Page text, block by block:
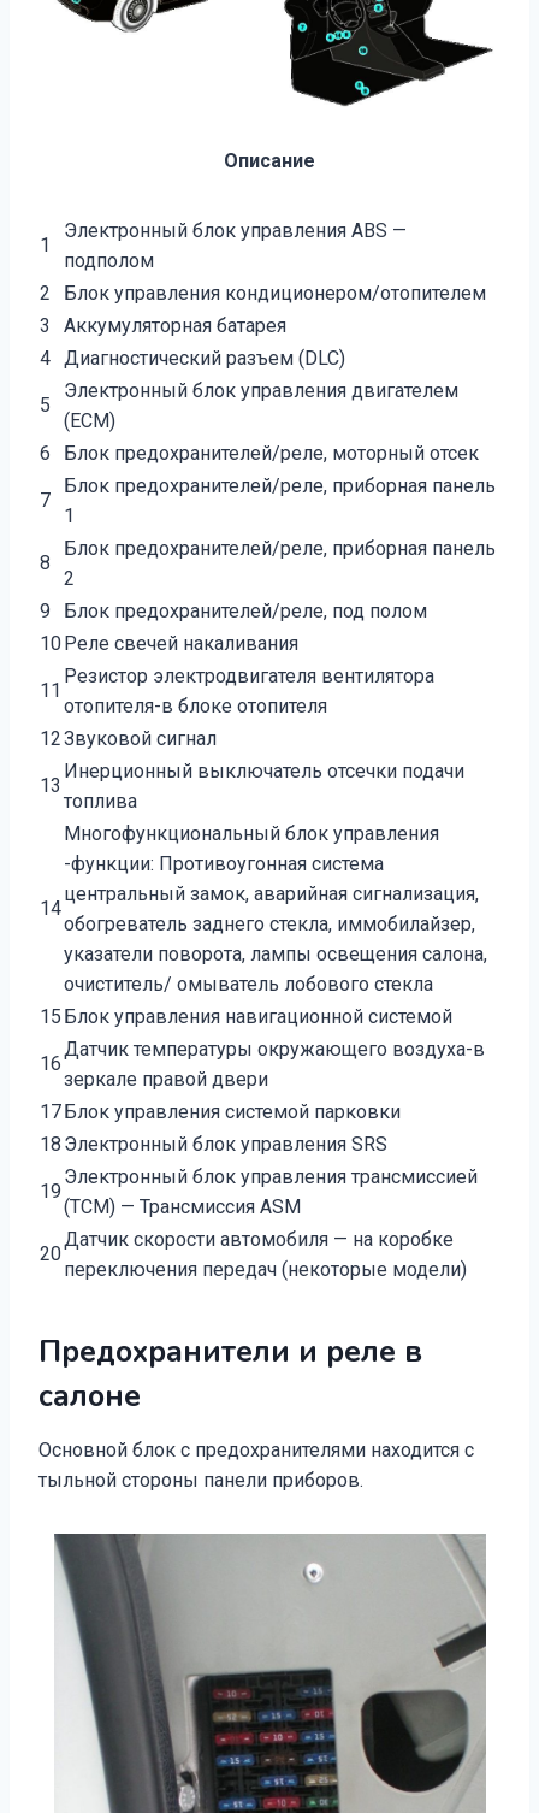
Описание
1
Электронный блок управления ABS —
подполом
2
Блок управления кондиционером/отопителем
3
Аккумуляторная батарея
4
Диагностический разъем (DLC)
5
Электронный блок управления двигателем
(ECM)
6
Блок предохранителей/реле, моторный отсек
7
Блок предохранителей/реле, приборная панель
1
8
Блок предохранителей/реле, приборная панель
2
9
Блок предохранителей/реле, под полом
10Реле свечей накаливания
11
Резистор электродвигателя вентилятора
отопителя-в блоке отопителя
12Звуковой сигнал
13
Инерционный выключатель отсечки подачи
топлива
14
Многофункциональный блок управления
-функции: Противоугонная система
центральный замок, аварийная сигнализация,
обогреватель заднего стекла, иммобилайзер,
указатели поворота, лампы освещения салона,
очиститель/ омыватель лобового стекла
15 Блок управления навигационной системой
16
Датчик температуры окружающего воздуха-в
зеркале правой двери
17Блок управления системой парковки
18 Электронный блок управления SRS
19
Электронный блок управления трансмиссией
(TCM) — Трансмиссия ASM
20
Датчик скорости автомобиля — на коробке
переключения передач (некоторые модели)
Предохранители и реле в
салоне
Основной блок с предохранителями находится с
тыльной стороны панели приборов.